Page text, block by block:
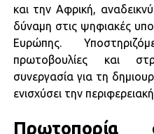
και την Αφρική,
δύναμη στις ψηφιακές
Ευρώπης.
πρωτοβουλίες και
συνεργασία για τη
ενισχύσει την
Πρωτοπορία